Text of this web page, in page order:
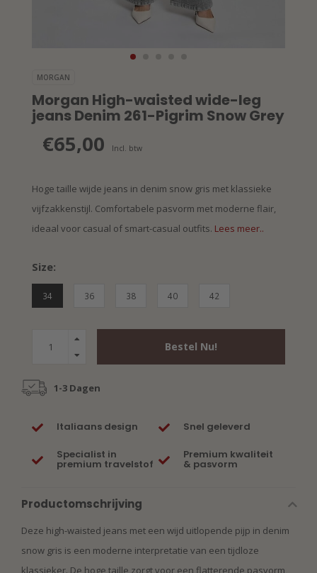
MORGAN
Morgan High-waisted wide-leg
jeans Denim 261-Pigrim Snow Grey
€65,00 Incl. btw
Hoge taille wijde jeans in denim snow gris met klassieke
vijfzakkenstijl. Comfortabele pasvorm met moderne flair,
ideaal voor casual of smart-casual outfits. Lees meer..
Size:
34 36 38 40 42
Bestel Nu!
1-3 Dagen
Italiaans design Snel geleverd
Specialist in
premium travelstof
Premium kwaliteit
& pasvorm
Productomschrijving
Deze high-waisted jeans met een wijd uitlopende pijp in denim
snow gris is een moderne interpretatie van een tijdloze
klassieker. De hoge taille zorgt voor een flatterende pasvorm,